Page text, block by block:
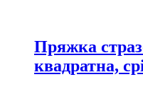
Пряжка
квадратна,